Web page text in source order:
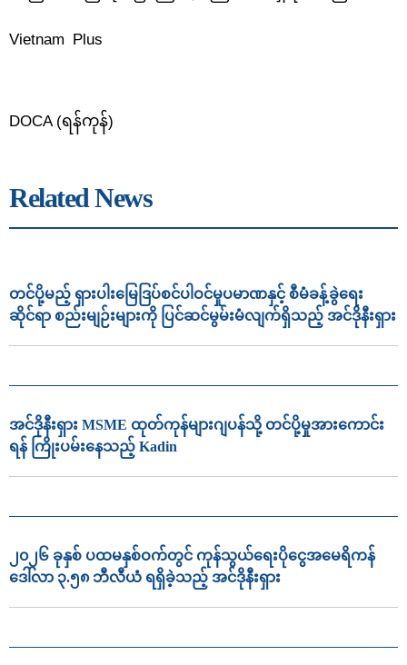
Vietnam Plus
DOCA (ရန်ကုန်)
Related News
တင်ပို့မည့် ရှားပါးမြေဒြပ်စင်ပါဝင်မှုပမာဏနှင့် စီမံခန့်ခွဲရေး
ဆိုင်ရာ စည်းမျဉ်းများကို ပြင်ဆင်မွမ်းမံလျက်ရှိသည့် အင်ဒိုနီးရှား
အင်ဒိုနီးရှား MSME ထုတ်ကုန်များဂျပန်သို့ တင်ပို့မှုအားကောင်း
ရန် ကြိုးပမ်းနေသည့် Kadin
၂၀၂၆ ခုနှစ် ပထမနှစ်ဝက်တွင် ကုန်သွယ်ရေးပိုငွေအမေရိကန်
ဒေါ်လာ ၃.၅၈ ဘီလီယံ ရရှိခဲ့သည့် အင်ဒိုနီးရှား